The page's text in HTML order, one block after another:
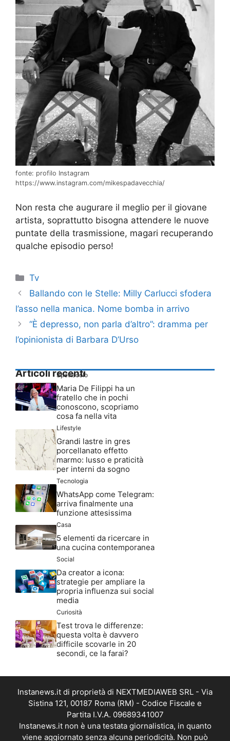
fonte: profilo Instagram
https://www.instagram.com/mikespadavecchia/
Non resta che augurare il meglio per il giovane
artista, soprattutto bisogna attendere le nuove
puntate della trasmissione, magari recuperando
qualche episodio perso!
Categorie
Tv
Ballando con le Stelle: Milly Carlucci sfodera
l’asso nella manica. Nome bomba in arrivo
“È depresso, non parla d’altro”: dramma per
l’opinionista di Barbara D’Urso
Articoli recenti
Spettacolo
Maria De Filippi ha un
fratello che in pochi
conoscono, scopriamo
cosa fa nella vita
Lifestyle
Grandi lastre in gres
porcellanato effetto
marmo: lusso e praticità
per interni da sogno
Tecnologia
WhatsApp come Telegram:
arriva finalmente una
funzione attesissima
Casa
5 elementi da ricercare in
una cucina contemporanea
Social
Da creator a icona:
strategie per ampliare la
propria influenza sui social
media
Curiosità
Test trova le differenze:
questa volta è davvero
difficile scovarle in 20
secondi, ce la farai?
Instanews.it di proprietà di NEXTMEDIAWEB SRL - Via
Sistina 121, 00187 Roma (RM) - Codice Fiscale e
Partita I.V.A. 09689341007
Instanews.it non è una testata giornalistica, in quanto
viene aggiornato senza alcuna periodicità. Non può